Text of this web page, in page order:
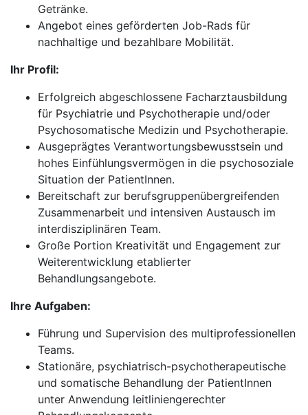
Getränke.
Angebot eines geförderten Job-Rads für
nachhaltige und bezahlbare Mobilität.
Ihr Profil:
Erfolgreich abgeschlossene Facharztausbildung
für Psychiatrie und Psychotherapie und/oder
Psychosomatische Medizin und Psychotherapie.
Ausgeprägtes Verantwortungsbewusstsein und
hohes Einfühlungsvermögen in die psychosoziale
Situation der PatientInnen.
Bereitschaft zur berufsgruppenübergreifenden
Zusammenarbeit und intensiven Austausch im
interdisziplinären Team.
Große Portion Kreativität und Engagement zur
Weiterentwicklung etablierter
Behandlungsangebote.
Ihre Aufgaben:
Führung und Supervision des multiprofessionellen
Teams.
Stationäre, psychiatrisch-psychotherapeutische
und somatische Behandlung der PatientInnen
unter Anwendung leitliniengerechter